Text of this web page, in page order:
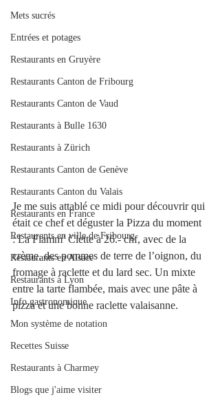
Mets sucrés
Entrées et potages
Restaurants en Gruyère
Restaurants Canton de Fribourg
Restaurants Canton de Vaud
Restaurants à Bulle 1630
Restaurants à Zürich
Restaurants Canton de Genève
Restaurants Canton du Valais
Restaurants en France
Restaurants en ville de Fribourg
Restaurants en Alsace
Restaurants à Lyon
Info gastronomique
Mon système de notation
Recettes Suisse
Restaurants à Charmey
Blogs que j'aime visiter
Je me suis attablé ce midi pour découvrir qui
était ce chef et déguster la Pizza du moment
: La Flamm’ Clette à 26.- chf, avec de la
crème, des pommes de terre de l’oignon, du
fromage à raclette et du lard sec. Un mixte
entre la tarte flambée, mais avec une pâte à
pizza et une bonne raclette valaisanne.